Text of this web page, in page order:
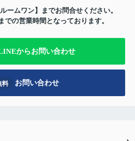
ームワン】までお問合せください。
での営業時間となっております。
からお問い合わせ
料 お問い合わせ